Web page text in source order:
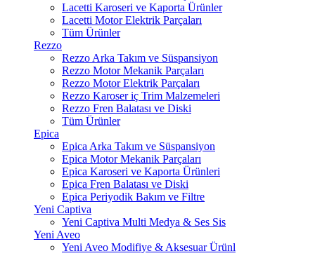
Lacetti Karoseri ve Kaporta Ürünler
Lacetti Motor Elektrik Parçaları
Tüm Ürünler
Rezzo
Rezzo Arka Takım ve Süspansiyon
Rezzo Motor Mekanik Parçaları
Rezzo Motor Elektrik Parçaları
Rezzo Karoser iç Trim Malzemeleri
Rezzo Fren Balatası ve Diski
Tüm Ürünler
Epica
Epica Arka Takım ve Süspansiyon
Epica Motor Mekanik Parçaları
Epica Karoseri ve Kaporta Ürünleri
Epica Fren Balatası ve Diski
Epica Periyodik Bakım ve Filtre
Yeni Captiva
Yeni Captiva Multi Medya & Ses Sis
Yeni Aveo
Yeni Aveo Modifiye & Aksesuar Ürünl